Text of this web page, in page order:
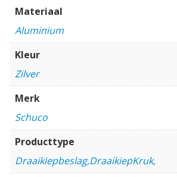
Materiaal
Aluminium
Kleur
Zilver
Merk
Schuco
Producttype
Draaikiepbeslag,DraaikiepKruk,